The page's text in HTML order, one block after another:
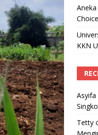
KKN
Asyifa
Tetty